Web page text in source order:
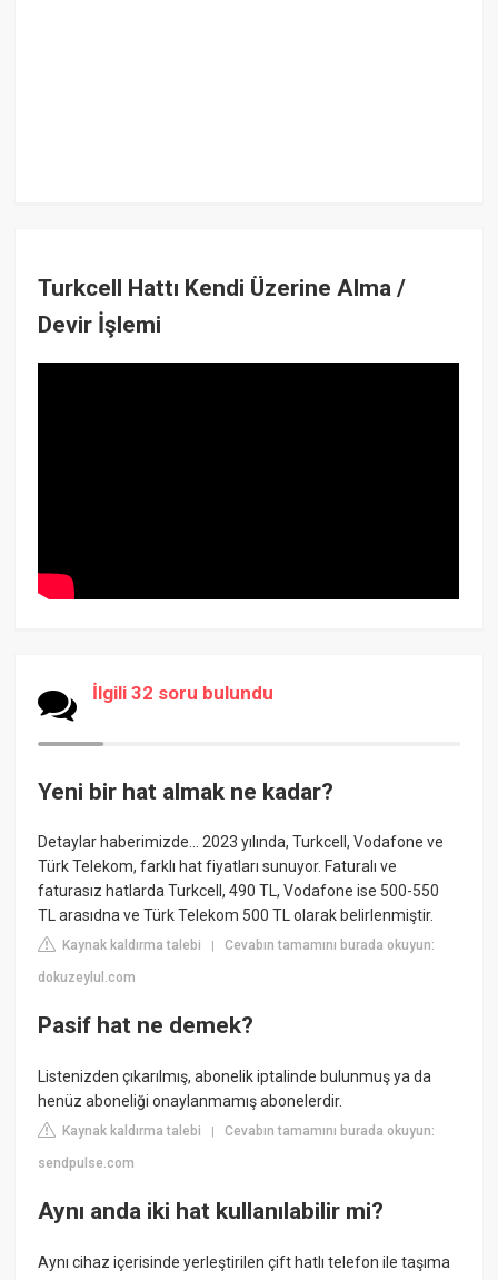
Turkcell Hattı Kendi Üzerine Alma /
Devir İşlemi
İlgili 32 soru bulundu
Yeni bir hat almak ne kadar?
Detaylar haberimizde... 2023 yılında, Turkcell, Vodafone ve
Türk Telekom, farklı hat fiyatları sunuyor. Faturalı ve
faturasız hatlarda Turkcell, 490 TL, Vodafone ise 500-550
TL arasıdna ve Türk Telekom 500 TL olarak belirlenmiştir.
Kaynak kaldırma talebi |Cevabın tamamını burada okuyun:
dokuzeylul.com
Pasif hat ne demek?
Listenizden çıkarılmış, abonelik iptalinde bulunmuş ya da
henüz aboneliği onaylanmamış abonelerdir.
Kaynak kaldırma talebi |Cevabın tamamını burada okuyun:
sendpulse.com
Aynı anda iki hat kullanılabilir mi?
Aynı cihaz içerisinde yerleştirilen çift hatlı telefon ile taşıma